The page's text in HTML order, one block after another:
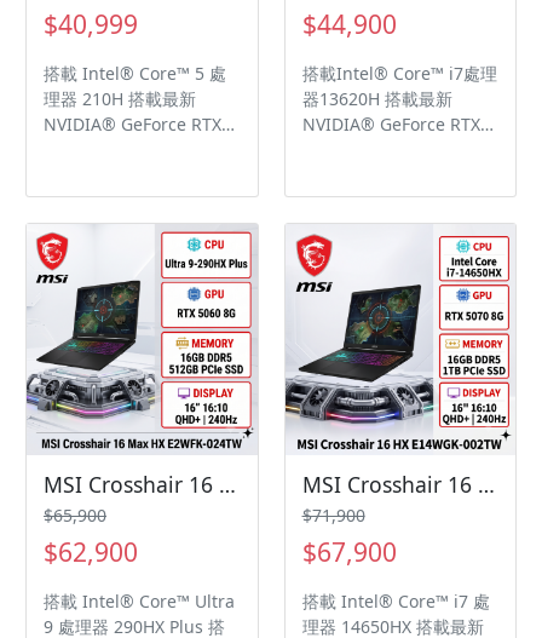
$40,999
搭載 Intel® Core™ 5 處
理器 210H 搭載最新
NVIDIA® GeForce RTX™
NVIDIA Blackwell架構、
DLSS 4及 Max-Q 技術
17.3吋Full HD
(1920x1080), 144Hz更新
率, IPS電競等級面板
$44,900
搭載Intel® Core™ i7處理
器13620H 搭載最新
NVIDIA® GeForce RTX™
Blackwell架構、DLSS 4
及 Max-Q 技術
MSI Crosshair 16 Max HX E2WFK-024TW 微星旗艦高效電競筆電/Ultra 9-290HX Plus/RTX5060 8G/16GB DDR5/512GB PCIe/16吋 QHD+ 240Hz/W11/RGB背光電競鍵盤🎈送保護套/滑鼠墊/鍵盤膜🎈
$65,900
$62,900
搭載 Intel® Core™ Ultra
9 處理器 290HX Plus 搭
MSI Crosshair 16 HX E14WGK-002TW 微星旗艦高效電競筆電/i7-14650HX/RTX5070 8G/16GB DDR5/1TB PCIe/16吋 QHD+ 240Hz/W11/RGB背光電競鍵盤
$71,900
$67,900
搭載 Intel® Core™ i7 處
理器 14650HX 搭載最新